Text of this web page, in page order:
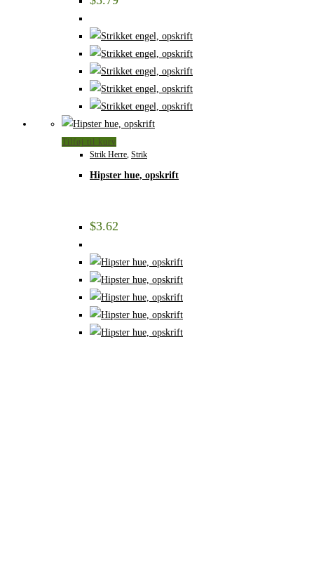
Tilføj til kurv
Strik Herre Strik
Hipster hue, opskrift
$3.62